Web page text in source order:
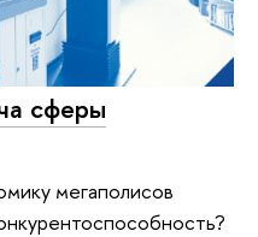
сферы
мегаполисов